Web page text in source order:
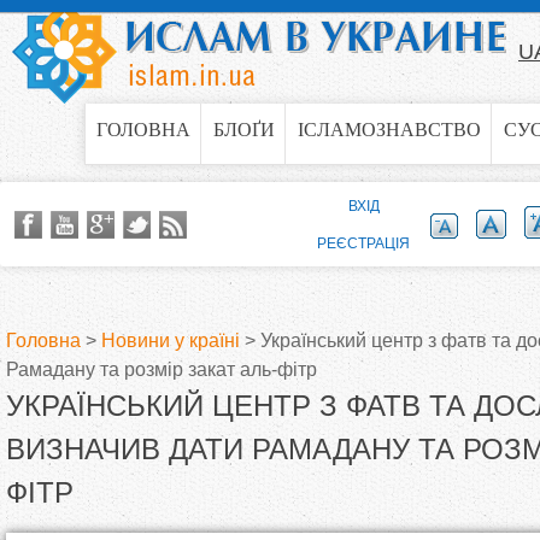
Jump to navigation
ГОЛОВНА БЛОҐИ ІСЛАМОЗНАВСТВО
В
и
є
Головна > Новини у країні > Український центр з фатв та
Рамадану та розмір закат аль-фітр
УКРАЇНСЬКИЙ ЦЕНТР З ФАТВ ТА
ВИЗНАЧИВ ДАТИ РАМАДАНУ ТА
ФІТР
ВХІД
РЕЄСТРАЦІЯ